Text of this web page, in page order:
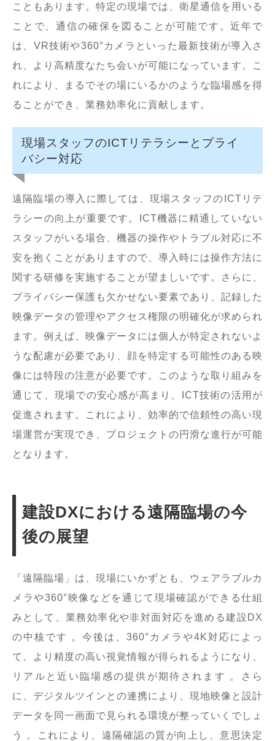
こともあります。特定の現場では、衛星通信を用いる
ことで、通信の確保を図ることが可能です。近年で
は、VR技術や360°カメラといった最新技術が導入さ
れ、より高精度なたち会いが可能になっています。こ
れにより、まるでその場にいるかのような臨場感を得
ることができ、業務効率化に貢献します。
現場スタッフのICTリテラシーとプライ
バシー対応
遠隔臨場の導入に際しては、現場スタッフのICTリテ
ラシーの向上が重要です。ICT機器に精通していない
スタッフがいる場合、機器の操作やトラブル対応に不
安を抱くことがありますので、導入時には操作方法に
関する研修を実施することが望ましいです。さらに、
プライバシー保護も欠かせない要素であり、記録した
映像データの管理やアクセス権限の明確化が求められ
ます。例えば、映像データには個人が特定されないよ
うな配慮が必要であり、顔を特定する可能性のある映
像には特段の注意が必要です。このような取り組みを
通じて、現場での安心感が高まり、ICT技術の活用が
促進されます。これにより、効率的で信頼性の高い現
場運営が実現でき、プロジェクトの円滑な進行が可能
となります。
建設DXにおける遠隔臨場の今
後の展望
「遠隔臨場」は、現場にいかずとも、ウェアラブルカ
メラや360°映像などを通じて現場確認ができる仕組
みとして、業務効率化や非対面対応を進める建設DX
の中核です 。今後は、360°カメラや4K対応によっ
て、より精度の高い視覚情報が得られるようになり、
リアルと近い臨場感の提供が期待されます 。さら
に、デジタルツインとの連携により、現地映像と設計
データを同一画面で見られる環境が整っていくでしょ
う 。これにより、遠隔確認の質が向上し、意思決定